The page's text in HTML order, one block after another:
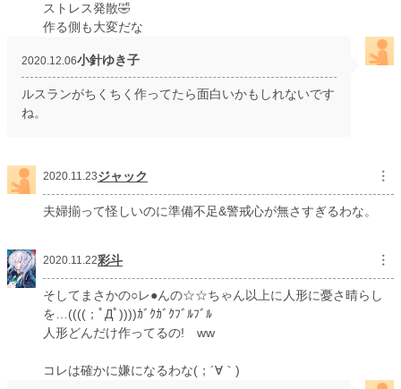
ストレス発散🤣
作る側も大変だな
2020.12.06小針ゆき子
ルスランがちくちく作ってたら面白いかもしれないです
ね。
2020.11.23ジャック ︙
夫婦揃って怪しいのに準備不足&警戒心が無さすぎるわな。
2020.11.22彩斗 ︙
そしてまさかの○レ●んの☆☆ちゃん以上に人形に憂さ晴らし
を…((((；ﾟДﾟ))))ｶﾞｸｶﾞｸﾌﾞﾙﾌﾞﾙ
人形どんだけ作ってるの! ww
コレは確かに嫌になるわな(；´∀｀)